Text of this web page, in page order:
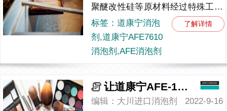
聚醚改性硅等原材料经过特殊工艺
复配而成的化学助剂。消泡剂的应
用范围非常的广泛，制浆、工业清
洗、污水处理、洗涤与织物...
标签：道康宁消泡
剂,道康宁AFE7610
消泡剂,AFE消泡剂
了解详情
让道康宁AFE-1520消泡剂帮助你变美！
2022-9-16
编辑：大川进口消泡剂